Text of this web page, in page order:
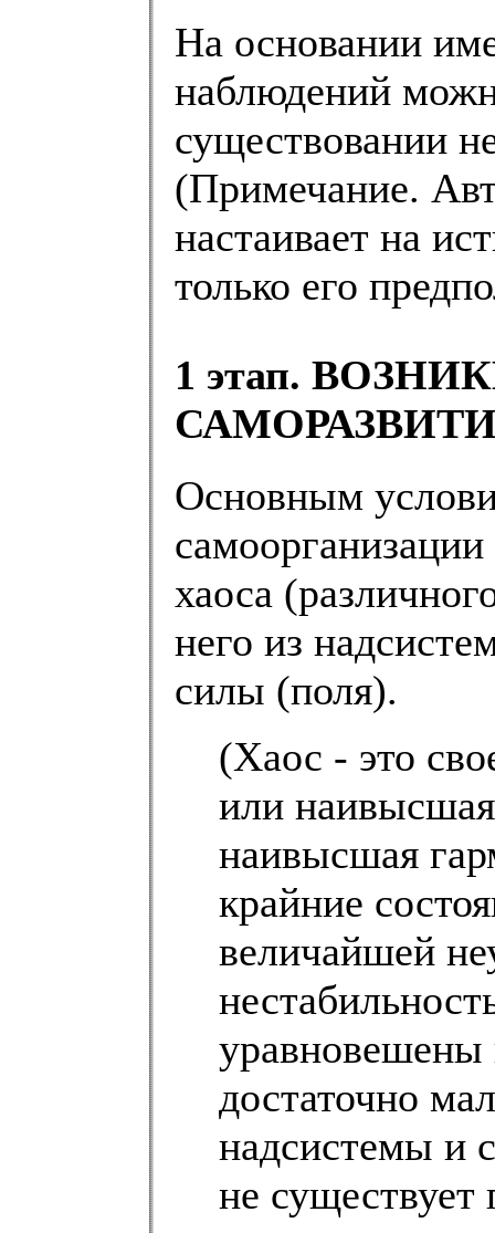
На основании
наблюдений
существовании
(Примечание.
настаивает на
только его
1 этап.
Основным
хаоса
него из
силы (поля).
(Хаос - это
или
наивысшая
крайние
величайшей
уравновешены
достаточно
надсистемы и
не